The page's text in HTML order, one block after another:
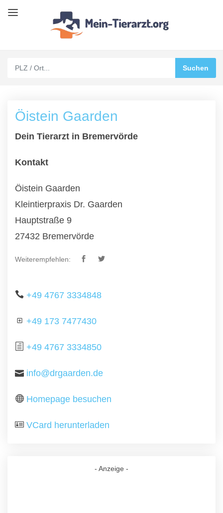
Öistein Gaarden
Dein Tierarzt in Bremervörde
Kontakt
Öistein Gaarden
Kleintierpraxis Dr. Gaarden
Hauptstraße 9
27432 Bremervörde
Weiterempfehlen:
+49 4767 3334848
+49 173 7477430
+49 4767 3334850
info@drgaarden.de
Homepage besuchen
VCard herunterladen
- Anzeige -